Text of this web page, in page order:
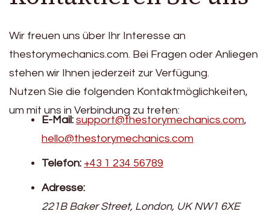
Wir freuen uns über Ihr Interesse an
thestorymechanics.com. Bei Fragen oder Anliegen
stehen wir Ihnen jederzeit zur Verfügung.
Nutzen Sie die folgenden Kontaktmöglichkeiten,
um mit uns in Verbindung zu treten:
E-Mail: support@thestorymechanics.com,
hello@thestorymechanics.com
Telefon: +43 1 234 56789
Adresse:
221B Baker Street, London, UK NW1 6XE